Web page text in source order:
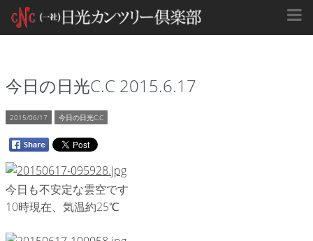
今日の日光C.C 2015.6.17
2015/06/17 今日の日光C.C
今日も不安定な雲空です
10時現在、気温約25℃